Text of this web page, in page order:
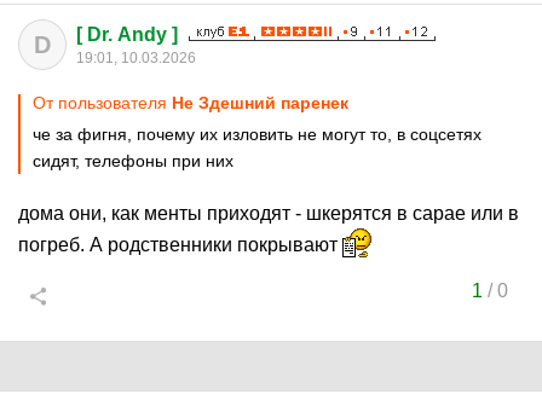
D [ Dr. Andy ]
19:01, 10.03.2026
От пользователя Не Здешний паренек
че за фигня, почему их изловить не могут то, в соцсетях
сидят, телефоны при них
дома они, как менты приходят - шкерятся в сарае или в
погреб. А родственники покрывают
1 /0